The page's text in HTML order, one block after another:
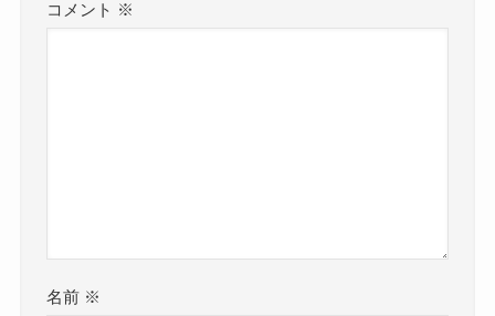
コメント ※
名前 ※